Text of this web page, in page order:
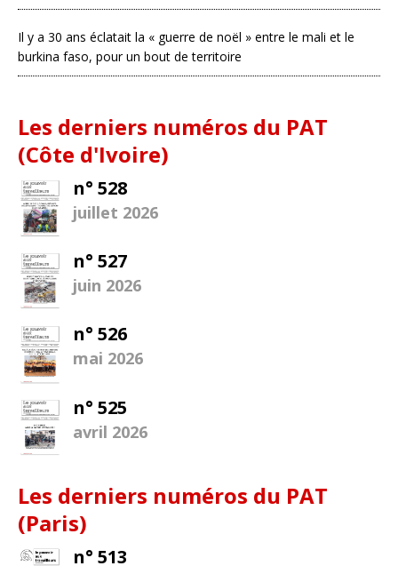
Il y a 30 ans éclatait la « guerre de noël » entre le mali et le
burkina faso, pour un bout de territoire
Les derniers numéros du PAT
(Côte d'Ivoire)
n° 528
juillet 2026
n° 527
juin 2026
n° 526
mai 2026
n° 525
avril 2026
Les derniers numéros du PAT
(Paris)
n° 513